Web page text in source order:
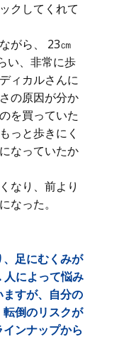
クしてくれて
がら、 23㎝
い、非常に歩
ィカルさんに
の原因が分か
を買っていた
っと歩きにく
なっていたか
なり、前より
なった。
足にむくみが
によって悩み
すが、自分の
倒のリスクが
ンナップから